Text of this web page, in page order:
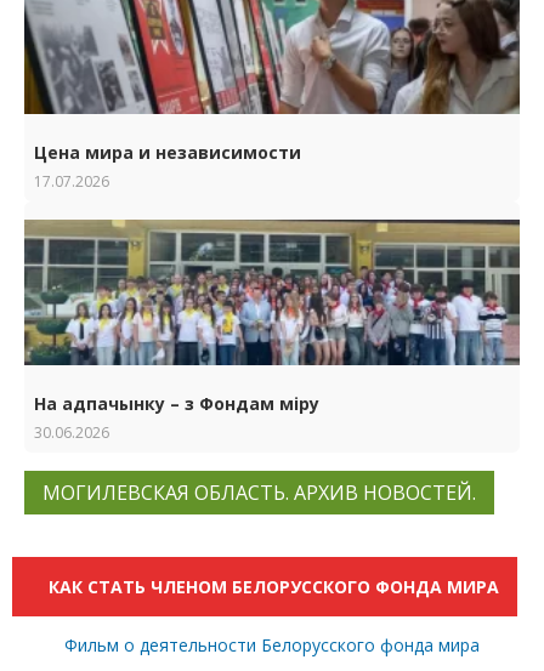
Цена мира и независимости
17.07.2026
На адпачынку – з Фондам міру
30.06.2026
МОГИЛЕВСКАЯ ОБЛАСТЬ. АРХИВ НОВОСТЕЙ.
КАК СТАТЬ ЧЛЕНОМ БЕЛОРУССКОГО ФОНДА МИРА
Фильм о деятельности Белорусского фонда мира